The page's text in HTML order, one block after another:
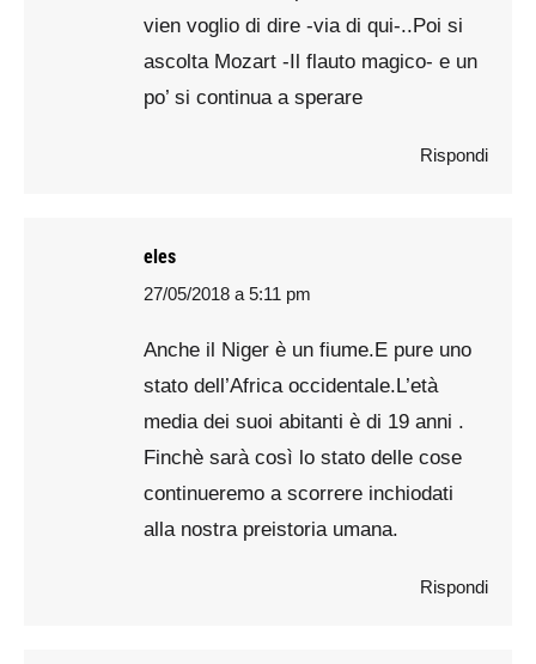
vien voglio di dire -via di qui-..Poi si
ascolta Mozart -Il flauto magico- e un
po’ si continua a sperare
Rispondi
eles
says:
27/05/2018 a 5:11 pm
Anche il Niger è un fiume.E pure uno
stato dell’Africa occidentale.L’età
media dei suoi abitanti è di 19 anni .
Finchè sarà così lo stato delle cose
continueremo a scorrere inchiodati
alla nostra preistoria umana.
Rispondi